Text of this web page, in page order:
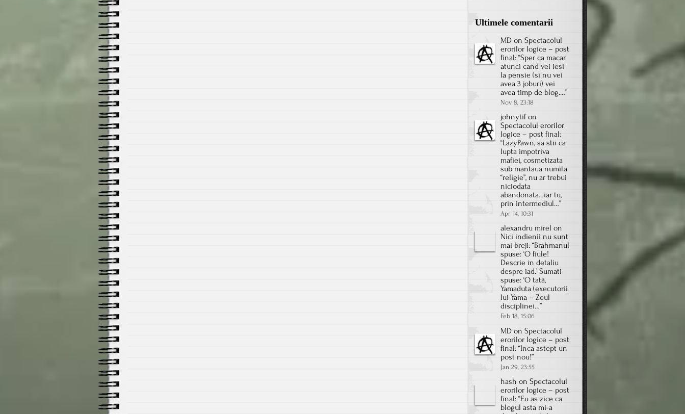
Ultimele comentarii
MD on Spectacolul
erorilor logice – post
final: “Sper ca macar
atunci cand vei iesi
la pensie (si nu vei
avea 3 joburi) vei
avea timp de blog.…”
Nov 8, 23:18
johnytifon
Spectacolul erorilor
logice – post final:
“LazyPawn, sa stii ca
lupta impotriva
mafiei, cosmetizata
sub mantaua numita
“religie”, nu ar trebui
niciodata
abandonata…iar tu,
prin intermediul…”
Apr 14, 10:31
alexandru mirel on
Nici indienii nu sunt
mai breji: “Brahmanul
spuse: ‘O fiule!
Descrie în detaliu
despre iad.’ Sumati
spuse: ‘O tată,
Yamaduta (executorii
lui Yama – Zeul
disciplinei…”
Feb 18, 15:06
MD on Spectacolul
erorilor logice – post
final: “Inca astept un
post nou!”
Jan 29, 23:55
hash on Spectacolul
erorilor logice – post
final: “Eu as zice ca
blogul asta mi-a